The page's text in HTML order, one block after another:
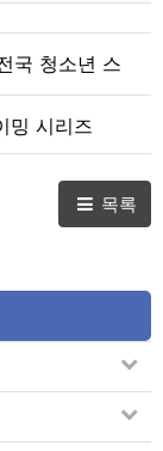
국 청소년 스
밍 시리즈
목록